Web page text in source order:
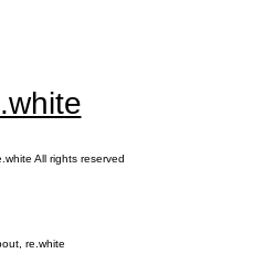
All rights reserved
re.white